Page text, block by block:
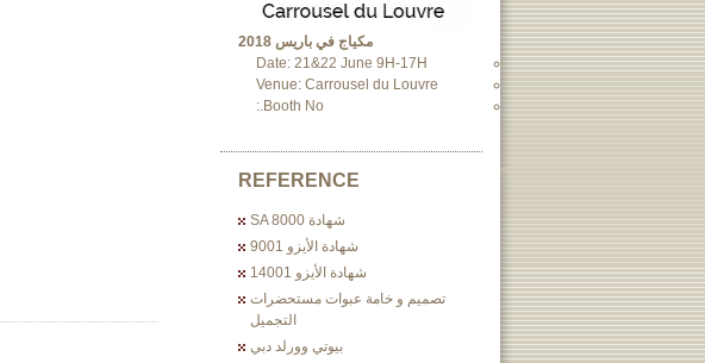
مكياج في باريس 2018
Date: 21&22 June 9H-17H
Venue: Carrousel du Louvre
Booth No.:
REFERENCE
شهادة SA 8000
شهادة الأيزو 9001
شهادة الأيزو 14001
تصميم و خامة عبوات مستحضرات
التجميل
بيوتي وورلد دبي